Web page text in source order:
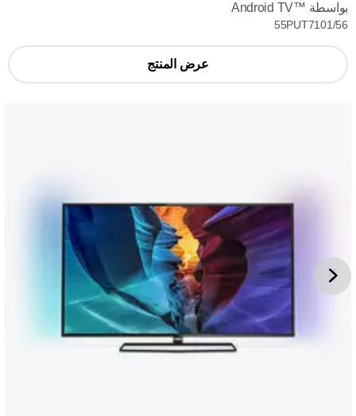
بواسطة Android TV™‎
55PUT7101/56
عرض المنتج